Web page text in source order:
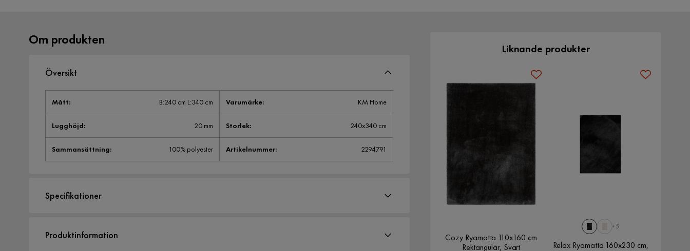
Om produkten
Översikt
Mått: B:240 cm L:340 cm Varumärke: KM Home
Lugghöjd: 20 mm Storlek: 240x340 cm
Sammansättning: 100% polyester Artikelnummer: 2294791
Specifikationer
Storlek
Produktinformation
Liknande produkter
Cozy Ryamatta 110x160 cm
Rektangulär, Svart
+5
Relax Ryamatta 160x230 cm,